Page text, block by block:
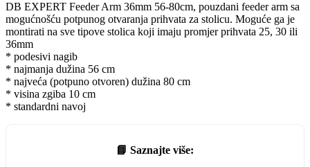
DB EXPERT Feeder Arm 36mm 56-80cm, pouzdani feeder arm sa
mogućnošću potpunog otvaranja prihvata za stolicu. Moguće ga je
montirati na sve tipove stolica koji imaju promjer prihvata 25, 30 ili
36mm
* podesivi nagib
* najmanja dužina 56 cm
* najveća (potpuno otvoren) dužina 80 cm
* visina zgiba 10 cm
* standardni navoj
📘 Saznajte više: